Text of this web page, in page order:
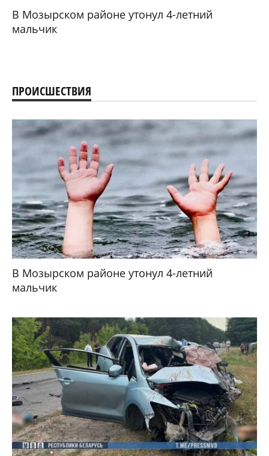
В Мозырском районе утонул 4-летний
мальчик
ПРОИСШЕСТВИЯ
В Мозырском районе утонул 4-летний
мальчик